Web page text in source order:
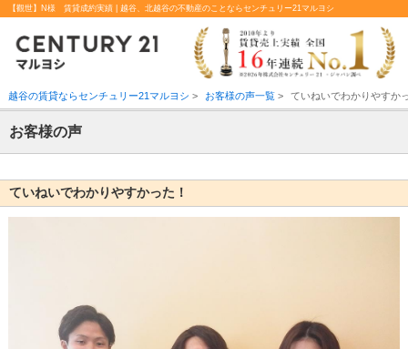
【觀世】N様 賃貸成約実績 | 越谷、北越谷の不動産のことならセンチュリー21マルヨシ
越谷の賃貸ならセンチュリー21マルヨシ > お客様の声一覧> ていねいでわかりやすか
お客様の声
ていねいでわかりやすかった！